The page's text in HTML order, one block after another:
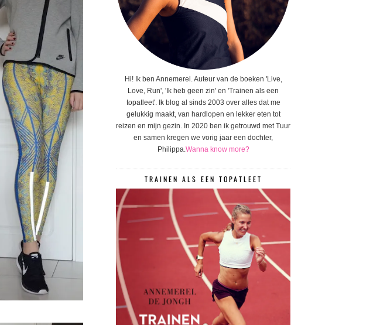
Hi! Ik ben Annemerel. Auteur van de boeken 'Live,
Love, Run', 'Ik heb geen zin' en 'Trainen als een
topatleet'. Ik blog al sinds 2003 over alles dat me
gelukkig maakt, van hardlopen en lekker eten tot
reizen en mijn gezin. In 2020 ben ik getrouwd met Tuur
en samen kregen we vorig jaar een dochter,
Philippa.Wanna know more?
TRAINEN ALS EEN TOPATLEET